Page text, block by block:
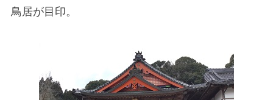
鳥居が目印。